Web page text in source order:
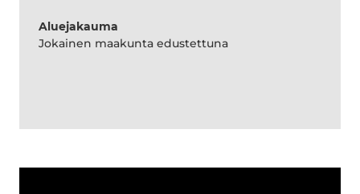
Aluejakauma
Jokainen maakunta edustettuna